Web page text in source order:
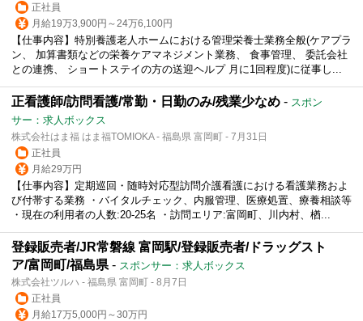
正社員
月給19万3,900円～24万6,100円
【仕事内容】特別養護老人ホームにおける管理栄養士業務全般(ケアプラ
ン、 加算書類などの栄養ケアマネジメント業務、 食事管理、 委託会社
との連携、 ショートステイの方の送迎ヘルプ 月に1回程度)に従事し...
正看護師/訪問看護/常勤・日勤のみ/残業少なめ - スポン
サー：求人ボックス
株式会社はま福 はま福TOMIOKA - 福島県 富岡町 - 7月31日
正社員
月給29万円
【仕事内容】定期巡回・随時対応型訪問介護看護における看護業務およ
び付帯する業務 ・バイタルチェック、内服管理、医療処置、療養相談等
・現在の利用者の人数:20-25名 ・訪問エリア:富岡町、川内村、楢...
登録販売者/JR常磐線 富岡駅/登録販売者/ドラッグスト
ア/富岡町/福島県 - スポンサー：求人ボックス
株式会社ツルハ - 福島県 富岡町 - 8月7日
正社員
月給17万5,000円～30万円